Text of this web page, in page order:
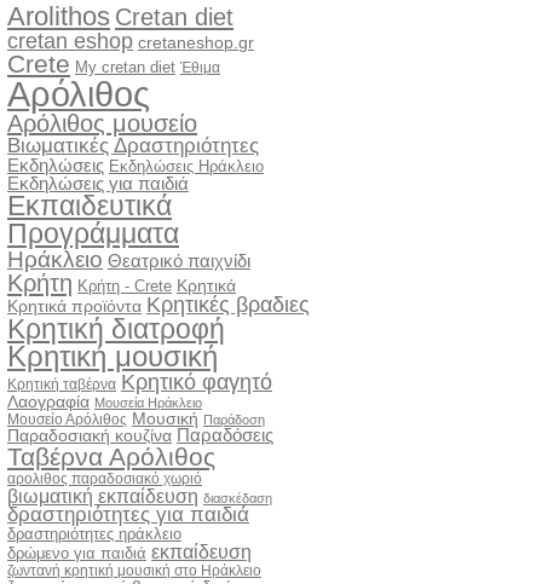
Arolithos Cretan diet
cretan eshop cretaneshop.gr
Crete My cretan diet Έθιμα
Αρόλιθος
Αρόλιθος μουσείο
Βιωματικές Δραστηριότητες
Εκδηλώσεις Εκδηλώσεις Ηράκλειο
Εκδηλώσεις για παιδιά
Εκπαιδευτικά
Προγράμματα
Ηράκλειο Θεατρικό παιχνίδι
Κρήτη Κρήτη - Crete Κρητικά
Κρητικά προϊόντα Κρητικές βραδιες
Κρητική διατροφή
Κρητική μουσική
Κρητική ταβέρνα Κρητικό φαγητό
Λαογραφία Μουσεία Ηράκλειο
Μουσείο Αρόλιθος Μουσική Παράδοση
Παραδοσιακή κουζίνα Παραδόσεις
Ταβέρνα Αρόλιθος
αρολιθος παραδοσιακό χωριό
βιωματική εκπαίδευση διασκέδαση
δραστηριότητες για παιδιά
δραστηριότητες ηράκλειο
δρώμενο για παιδιά εκπαίδευση
ζωντανή κρητική μουσική στο Ηράκλειο